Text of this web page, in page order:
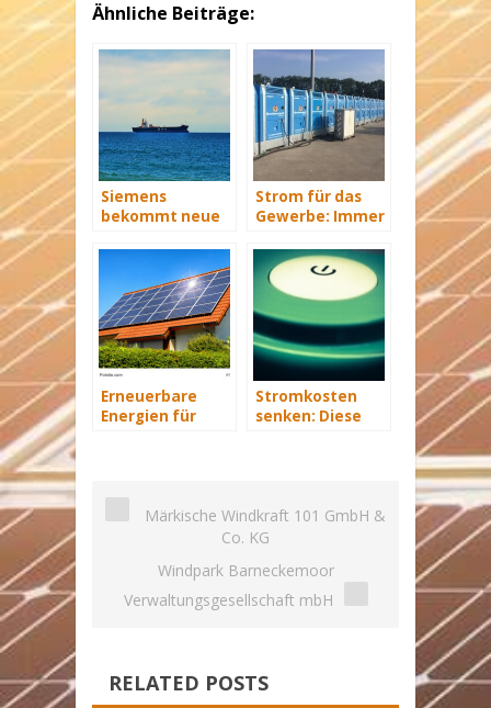
Ähnliche Beiträge:
Siemens
bekommt neue
Schiffe
Strom für das
Gewerbe: Immer
versorgt
Erneuerbare
Energien für
Stromkosten
senken: Diese
Märkische Windkraft 101 GmbH &
Co. KG
Windpark Barneckemoor
Verwaltungsgesellschaft mbH
RELATED POSTS